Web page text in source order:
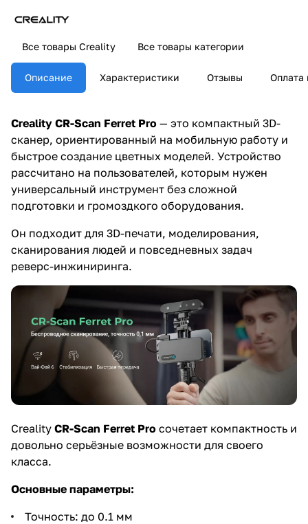
Все товары Creality Все товары категории
Описание Характеристики Отзывы Оплата
Creality CR-Scan Ferret Pro — это компактный 3D-
сканер, ориентированный на мобильную работу и
быстрое создание цветных моделей. Устройство
рассчитано на пользователей, которым нужен
универсальный инструмент без сложной
подготовки и громоздкого оборудования.
Он подходит для 3D-печати, моделирования,
сканирования людей и повседневных задач
реверс-инжиниринга.
Creality CR-Scan Ferret Pro сочетает компактность и
довольно серьёзные возможности для своего
класса.
Основные параметры:
Точность: до 0.1 мм